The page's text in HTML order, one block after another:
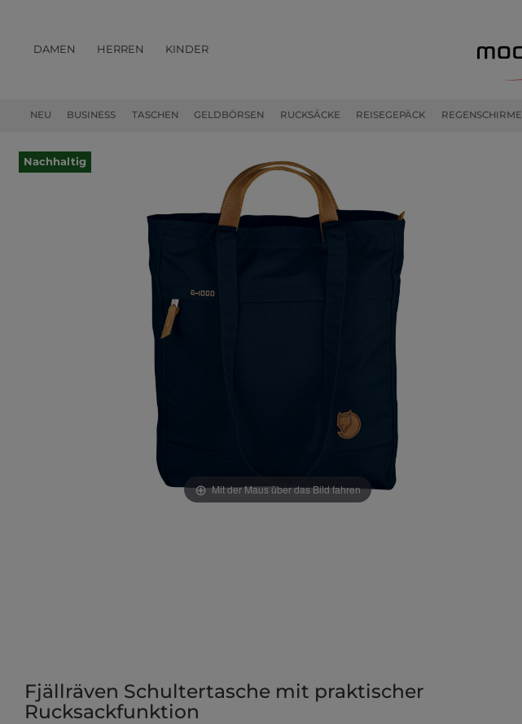
DAMEN HERREN KINDER
NEU BUSINESS TASCHEN GELDBÖRSEN RUCKSÄCKE REISEGEPÄCK REGENSCHIRME
Nachhaltig
Mit der Maus über das Bild fahren
Fjällräven Schultertasche mit praktischer
Rucksackfunktion